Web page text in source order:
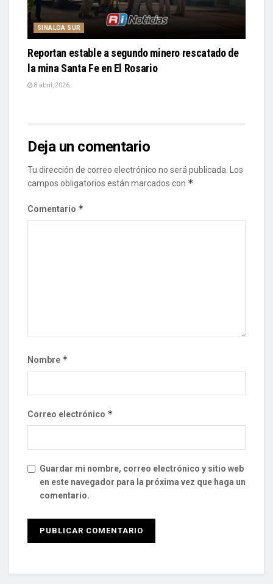
SINALOA SUR
Reportan estable a segundo minero rescatado de
la mina Santa Fe en El Rosario
8 abril, 2026
Deja un comentario
Tu dirección de correo electrónico no será publicada. Los
campos obligatorios están marcados con *
Comentario *
Nombre *
Correo electrónico *
Guardar mi nombre, correo electrónico y sitio web
en este navegador para la próxima vez que haga un
comentario.